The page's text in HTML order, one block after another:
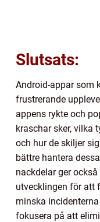
Slutsats:
Android-appar som
frustrerande
appens rykte och
kraschar sker, vilka
och hur de skiljer
bättre hantera
nackdelar ger
utvecklingen för att
minska
fokusera på att